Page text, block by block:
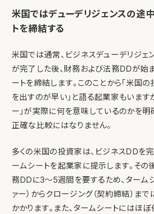
米国ではデューデリジェンスの途
トを締結する
米国では通常、ビジネスデューデリジェン
が完了した後、財務および法務DDが始
ートを締結します。このことから「米国
を出すのが早い」と語る起業家もいます
ー」が実際に何を意味しているのかを明
正確な比較にはなりません。
多くの米国の投資家は、ビジネスDDを
ームシートを起業家に提示します。その
務DDに3～5週間を要するため、ターム
ァー）からクロージング（契約締結）ま
かかります。また、タームシートにはほぼ